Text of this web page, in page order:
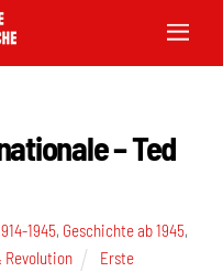
– Ted
1945, Geschichte ab 1945,
Revolution
Erste